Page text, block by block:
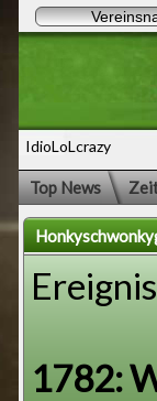
IdioLoLcrazy
Top News
1782: